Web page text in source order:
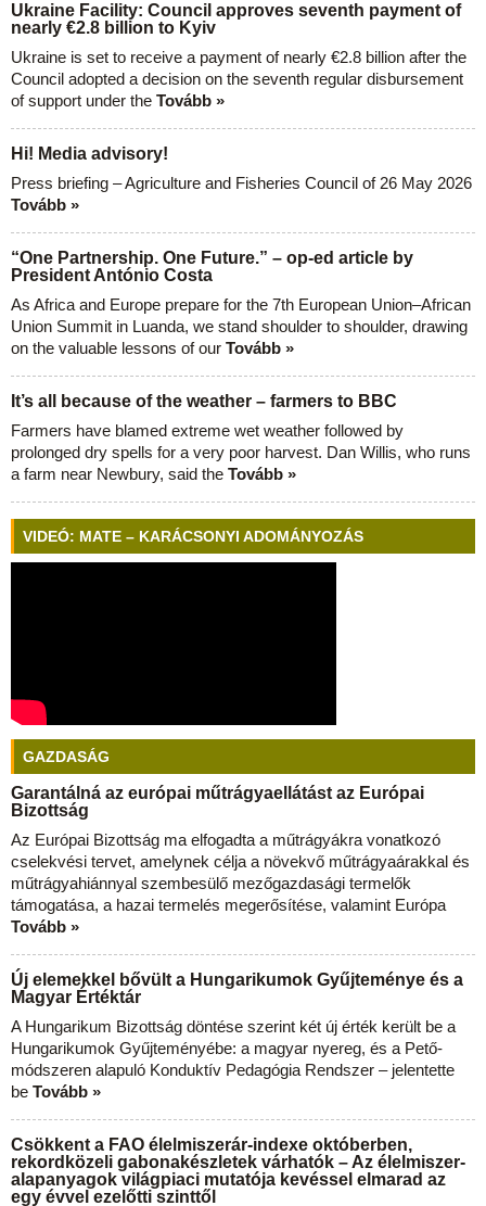
Ukraine Facility: Council approves seventh payment of
nearly €2.8 billion to Kyiv
Ukraine is set to receive a payment of nearly €2.8 billion after the
Council adopted a decision on the seventh regular disbursement
of support under the Tovább »
Hi! Media advisory!
Press briefing – Agriculture and Fisheries Council of 26 May 2026
Tovább »
“One Partnership. One Future.” – op-ed article by
President António Costa
As Africa and Europe prepare for the 7th European Union–African
Union Summit in Luanda, we stand shoulder to shoulder, drawing
on the valuable lessons of our Tovább »
It’s all because of the weather – farmers to BBC
Farmers have blamed extreme wet weather followed by
prolonged dry spells for a very poor harvest. Dan Willis, who runs
a farm near Newbury, said the Tovább »
VIDEÓ: MATE – KARÁCSONYI ADOMÁNYOZÁS
GAZDASÁG
Garantálná az európai műtrágyaellátást az Európai
Bizottság
Az Európai Bizottság ma elfogadta a műtrágyákra vonatkozó
cselekvési tervet, amelynek célja a növekvő műtrágyaárakkal és
műtrágyahiánnyal szembesülő mezőgazdasági termelők
támogatása, a hazai termelés megerősítése, valamint Európa
Tovább »
Új elemekkel bővült a Hungarikumok Gyűjteménye és a
Magyar Értéktár
A Hungarikum Bizottság döntése szerint két új érték került be a
Hungarikumok Gyűjteményébe: a magyar nyereg, és a Pető-
módszeren alapuló Konduktív Pedagógia Rendszer – jelentette
be Tovább »
Csökkent a FAO élelmiszerár-indexe októberben,
rekordközeli gabonakészletek várhatók – Az élelmiszer-
alapanyagok világpiaci mutatója kevéssel elmarad az
egy évvel ezelőtti szinttől